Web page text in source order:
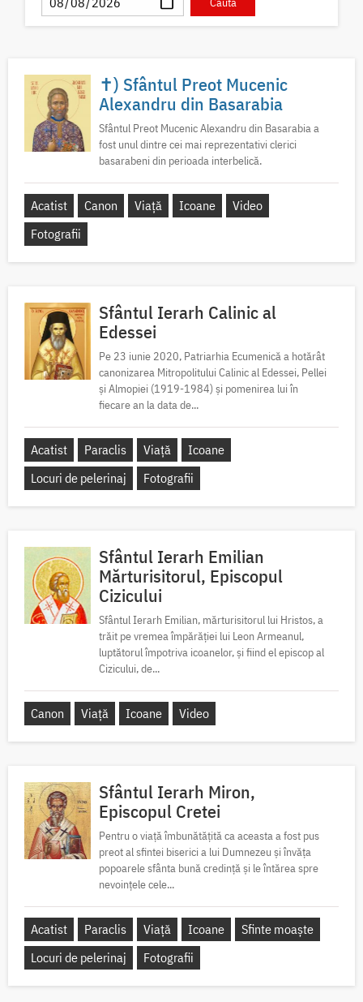
✝) Sfântul Preot Mucenic
Alexandru din Basarabia
Sfântul Preot Mucenic Alexandru din Basarabia a
fost unul dintre cei mai reprezentativi clerici
basarabeni din perioada interbelică.
Acatist Canon Viață Icoane
Video
Fotografii
Sfântul Ierarh Calinic al
Edessei
Pe 23 iunie 2020, Patriarhia Ecumenică a hotărât
canonizarea Mitropolitului Calinic al Edessei, Pellei
și Almopiei (1919-1984) și pomenirea lui în
fiecare an la data de...
Acatist Paraclis Viață
Icoane
Locuri de pelerinaj
Fotografii
Sfântul Ierarh Emilian
Mărturisitorul, Episcopul
Cizicului
Sfântul Ierarh Emilian, mărturisitorul lui Hristos, a
trăit pe vremea împărăției lui Leon Armeanul,
luptătorul împotriva icoanelor, și fiind el episcop al
Cizicului, de...
Canon Viață Icoane Video
Sfântul Ierarh Miron,
Episcopul Cretei
Pentru o viață îmbunătățită ca aceasta a fost pus
preot al sfintei biserici a lui Dumnezeu și învăța
popoarele sfânta bună credință și le întărea spre
nevoințele cele...
Acatist Paraclis Viață Icoane
Sfinte moaște
Locuri de pelerinaj
Fotografii